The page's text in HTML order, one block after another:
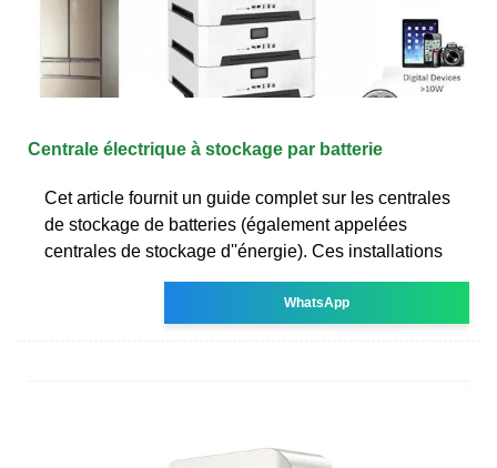
Centrale électrique à stockage par batterie
Cet article fournit un guide complet sur les centrales
de stockage de batteries (également appelées
centrales de stockage d''énergie). Ces installations
WhatsApp